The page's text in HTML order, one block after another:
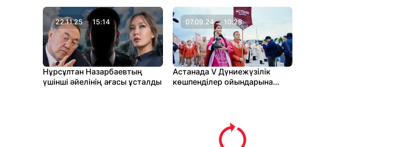
22.11.25 15:14
Нұрсұлтан Назарбаевтың
үшінші әйелінің ағасы ұсталды
07.09.24 10:28
Астанада V Дүниежүзілік
көшпенділер ойындарына